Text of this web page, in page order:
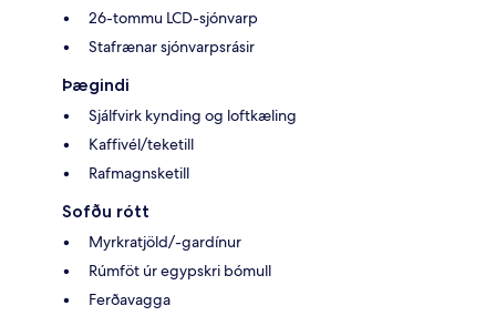
26-tommu LCD-sjónvarp
Stafrænar sjónvarpsrásir
Þægindi
Sjálfvirk kynding og loftkæling
Kaffivél/teketill
Rafmagnsketill
Sofðu rótt
Myrkratjöld/-gardínur
Rúmföt úr egypskri bómull
Ferðavagga